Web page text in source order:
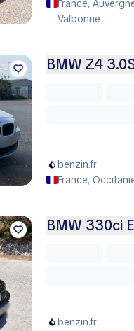
France,
Valbonne
BMW Z4
benzin.fr
France,
BMW 330ci
benzin.fr